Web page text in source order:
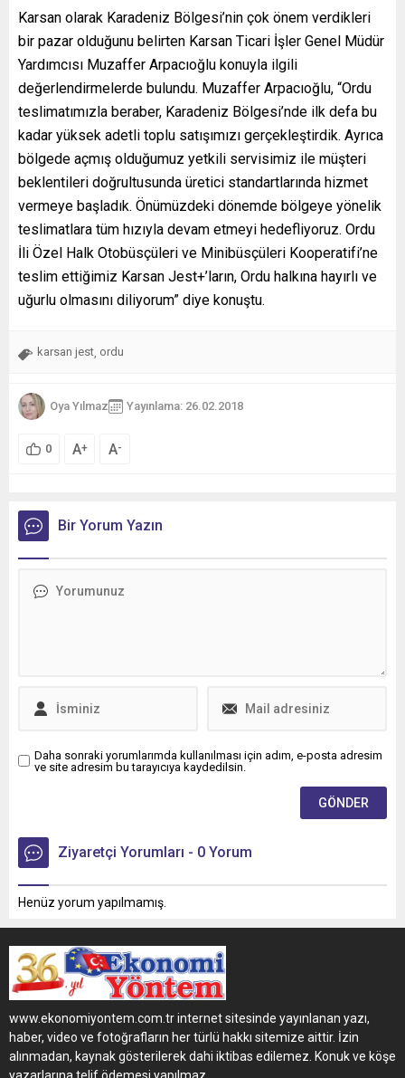
Karsan olarak Karadeniz Bölgesi’nin çok önem verdikleri
bir pazar olduğunu belirten Karsan Ticari İşler Genel Müdür
Yardımcısı Muzaffer Arpacıoğlu konuyla ilgili
değerlendirmelerde bulundu. Muzaffer Arpacıoğlu, “Ordu
teslimatımızla beraber, Karadeniz Bölgesi’nde ilk defa bu
kadar yüksek adetli toplu satışımızı gerçekleştirdik. Ayrıca
bölgede açmış olduğumuz yetkili servisimiz ile müşteri
beklentileri doğrultusunda üretici standartlarında hizmet
vermeye başladık. Önümüzdeki dönemde bölgeye yönelik
teslimatlara tüm hızıyla devam etmeyi hedefliyoruz. Ordu
İli Özel Halk Otobüsçüleri ve Minibüsçüleri Kooperatifi’ne
teslim ettiğimiz Karsan Jest+’ların, Ordu halkına hayırlı ve
uğurlu olmasını diliyorum” diye konuştu.
karsan jest ordu
Oya Yılmaz Yayınlama: 26.02.2018
0 A+ A-
Bir Yorum Yazın
Daha sonraki yorumlarımda kullanılması için adım, e-posta adresim
ve site adresim bu tarayıcıya kaydedilsin.
Ziyaretçi Yorumları - 0 Yorum
Henüz yorum yapılmamış.
www.ekonomiyontem.com.tr internet sitesinde yayınlanan yazı,
haber, video ve fotoğrafların her türlü hakkı sitemize aittir. İzin
alınmadan, kaynak gösterilerek dahi iktibas edilemez. Konuk ve köşe
yazarlarına telif ödemesi yapılmaz.